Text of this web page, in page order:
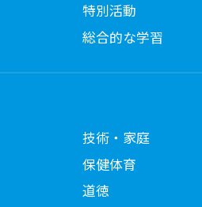
特別活動
総合的な学習
技術・家庭
保健体育
道徳